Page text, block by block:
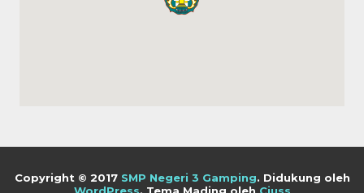
Copyright © 2017 SMP Negeri 3 Gamping. Didukung oleh